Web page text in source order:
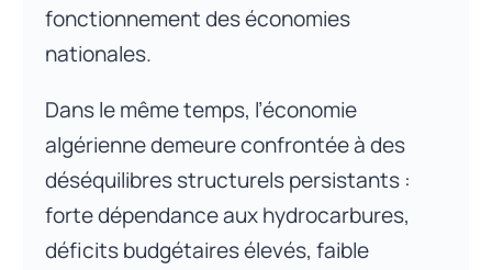
fonctionnement des économies
nationales.
Dans le même temps, l’économie
algérienne demeure confrontée à des
déséquilibres structurels persistants :
forte dépendance aux hydrocarbures,
déficits budgétaires élevés, faible